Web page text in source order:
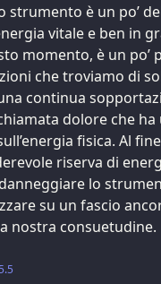
strumento è un po’
vitale e ben in
momento, è un po’
che troviamo di
continua
dolore che
fisica. Al
riserva di
lo
su un fascio
nostra consuetudine.